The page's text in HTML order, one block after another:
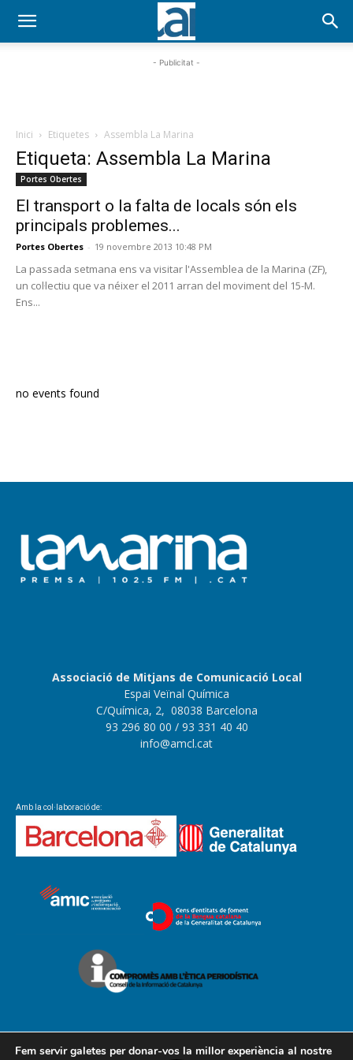
- Publicitat -
Inici Etiquetes Assembla La Marina
Etiqueta: Assembla La Marina
Portes Obertes
El transport o la falta de locals són els
principals problemes...
Portes Obertes - 19 novembre 2013 10:48 PM
La passada setmana ens va visitar l'Assemblea de la Marina (ZF),
un col·lectiu que va néixer el 2011 arran del moviment del 15-M.
Ens...
no events found
Associació de Mitjans de Comunicació Local
Espai Veïnal Química
C/Química, 2, 08038 Barcelona
93 296 80 00 / 93 331 40 40
info@amcl.cat
Amb la col·laboració de:
Fem servir galetes per donar-vos la millor experiència al nostre